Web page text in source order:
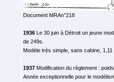
Document MRAn°218
1936 Le 30 juin à Détroit un jeune
de 249s.
Modèle très simple, sans cabine,
1937 Modification du règlement :
Année exceptionnelle pour le